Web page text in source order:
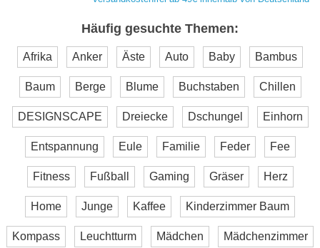
Häufig gesuchte Themen:
Afrika Anker Äste Auto Baby Bambus
Baum Berge Blume Buchstaben Chillen
DESIGNSCAPE Dreiecke Dschungel Einhorn
Entspannung Eule Familie Feder Fee
Fitness Fußball Gaming Gräser Herz
Home Junge Kaffee Kinderzimmer Baum
Kompass Leuchtturm Mädchen Mädchenzimmer